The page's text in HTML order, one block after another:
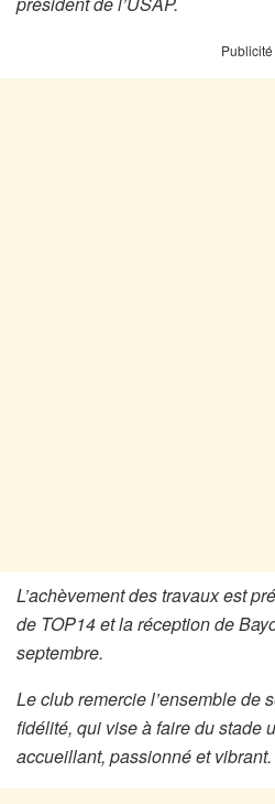
Publicité
L’achèvement des travaux est
de TOP14 et la réception de
septembre.
Le club remercie l’ensemble de
fidélité, qui vise à faire du stade
accueillant, passionné et vibrant.